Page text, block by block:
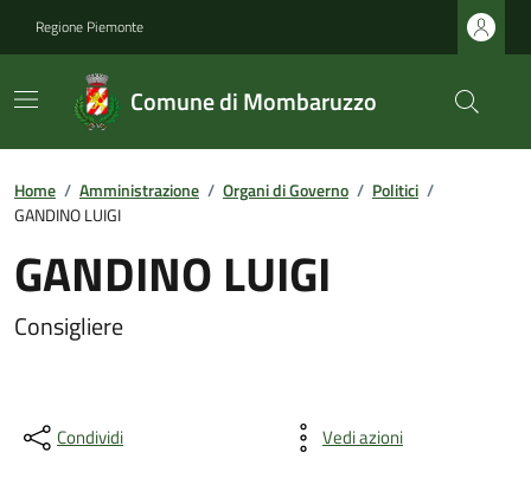
Regione Piemonte
Comune di Mombaruzzo
Home / Amministrazione / Organi di Governo / Politici /
GANDINO LUIGI
GANDINO LUIGI
Consigliere
Condividi Vedi azioni